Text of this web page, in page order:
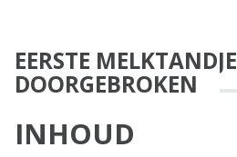
EERSTE MELKTANDJE
DOORGEBROKEN
INHOUD